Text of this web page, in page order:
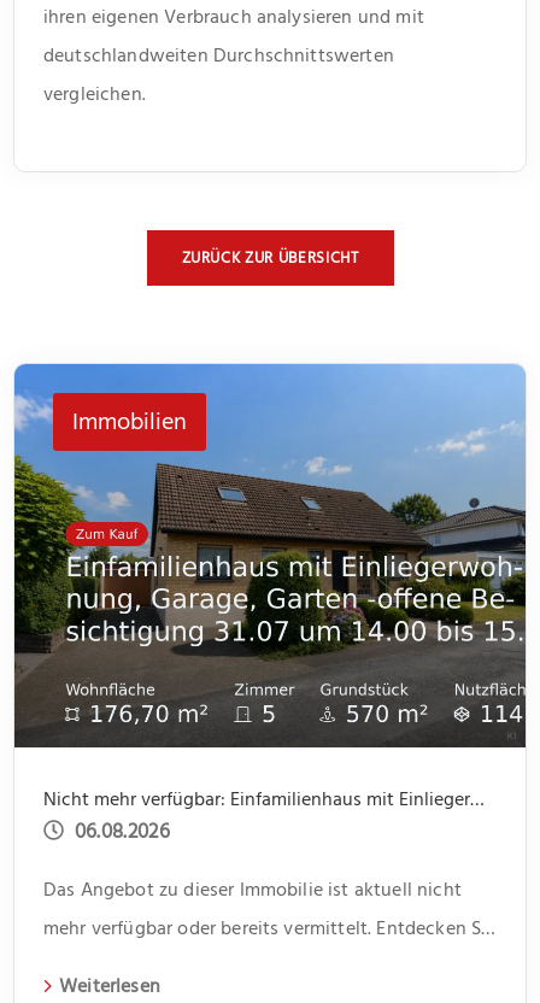
ihren eigenen Verbrauch analysieren und mit
deutschlandweiten Durchschnittswerten
vergleichen.
ZURÜCK ZUR ÜBERSICHT
Immobilien
Nicht mehr verfügbar: Einfamilienhaus mit Einliegerwohnung, Garage, Garten -offene Besichtigung 31.07 um 14.00 bis 15.30
06.08.2026
Das Angebot zu dieser Immobilie ist aktuell nicht
mehr verfügbar oder bereits vermittelt. Entdecken Sie
Weiterlesen